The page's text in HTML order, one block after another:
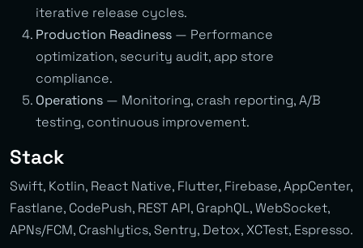
iterative release cycles.
Production Readiness — Performance
optimization, security audit, app store
compliance.
Operations — Monitoring, crash reporting, A/B
testing, continuous improvement.
Stack
Swift, Kotlin, React Native, Flutter, Firebase, AppCenter,
Fastlane, CodePush, REST API, GraphQL, WebSocket,
APNs/FCM, Crashlytics, Sentry, Detox, XCTest, Espresso.